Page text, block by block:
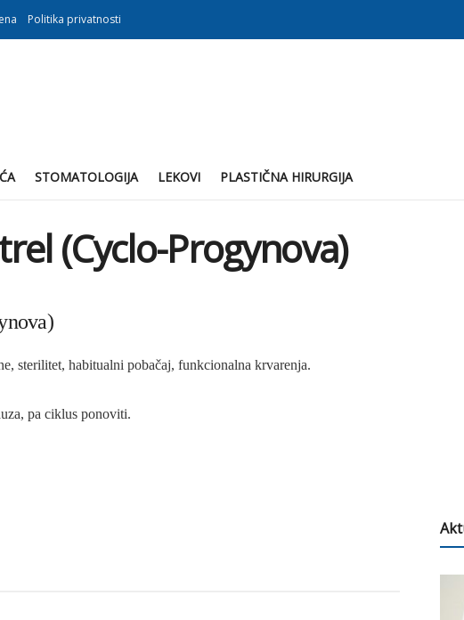
Politika privatnosti
STOMATOLOGIJA LEKOVI PLASTIČNA HIRURGIJA
(Cyclo-Progynova)
sterilitet, habitualni pobačaj, funkcionalna krvarenja.
pa ciklus ponoviti.